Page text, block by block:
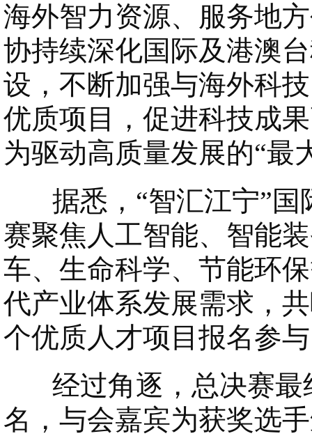
海外智力资源、服务地
协持续深化国际及港澳
设，不断加强与海外科
优质项目，促进科技成
为驱动高质量发展的“最
据悉，“智汇江宁”国
赛聚焦人工智能、智能
车、生命科学、节能环
代产业体系发展需求，
个优质人才项目报名参
经过角逐，总决赛最
名，与会嘉宾为获奖选